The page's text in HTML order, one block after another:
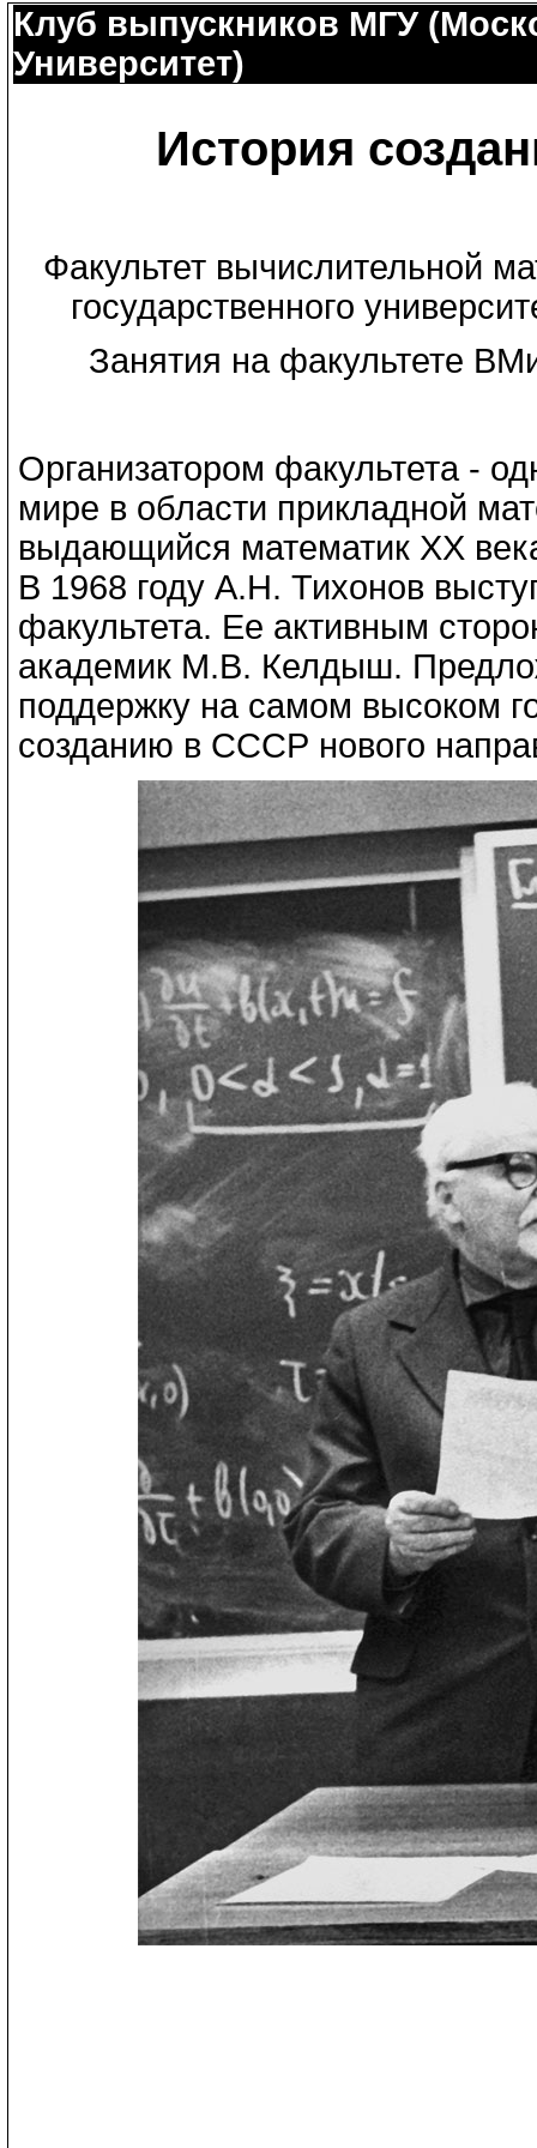
Клуб выпускников МГУ
Университет)
История
Факультет вычислительной
государственного
Занятия на факультете
Организатором факультета -
мире в области прикладной
выдающийся математик XX
В 1968 году А.Н. Тихонов
факультета. Ее активным
академик М.В. Келдыш.
поддержку на самом высоком
созданию в СССР нового